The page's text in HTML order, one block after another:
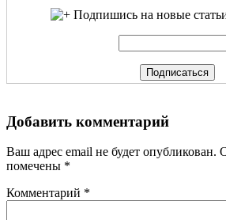
Подпишись на новые
Добавить комментарий
Ваш адрес email не будет опубликован.
помечены *
Комментарий *